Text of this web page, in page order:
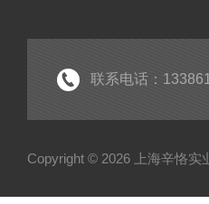
联系电话：
Copyright © 2026 上海辛恪